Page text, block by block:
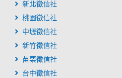
新北徵信社
桃園徵信社
中壢徵信社
新竹徵信社
苗栗徵信社
台中徵信社